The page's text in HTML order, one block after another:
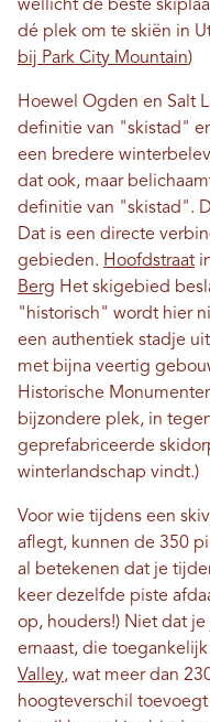
wellicht de beste
dé plek om te skiën in
bij Park City Mountain)
Hoewel Ogden en Salt
definitie van "skistad"
een ​​bredere
dat ook, maar
definitie van "skistad".
Dat is een directe
gebieden. Hoofdstraat
Berg Het skigebied
"historisch" wordt hier
een authentiek stadje
met bijna veertig
Historische
bijzondere plek, in
geprefabriceerde
winterlandschap vindt.)
Voor wie tijdens een
aflegt, kunnen de 350
al betekenen dat je
keer dezelfde piste
op, houders!) Niet dat
ernaast, die
Valley, wat meer dan
hoogteverschil